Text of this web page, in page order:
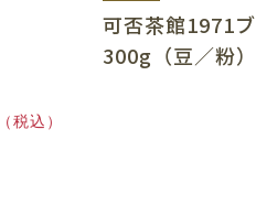
（税込）
可否茶館1971
300g（豆／粉）